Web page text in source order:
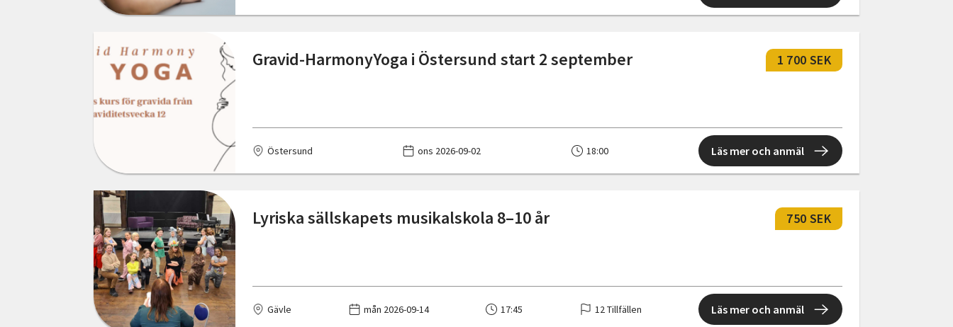
Gravid-HarmonyYoga i Östersund start 2 september 1 700 SEK
Östersund ons 2026-09-02 18:00 Läs mer och anmäl
Lyriska sällskapets musikalskola 8–10 år 750 SEK
Gävle mån 2026-09-14 17:45 12 Tillfällen Läs mer och anmäl